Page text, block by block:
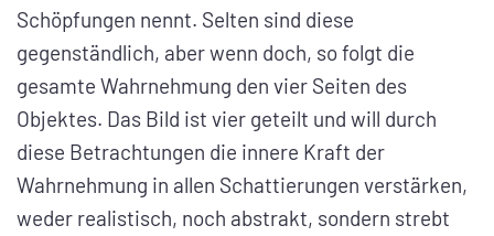
Schöpfungen nennt. Selten sind diese
gegenständlich, aber wenn doch, so folgt die
gesamte Wahrnehmung den vier Seiten des
Objektes. Das Bild ist vier geteilt und will durch
diese Betrachtungen die innere Kraft der
Wahrnehmung in allen Schattierungen verstärken,
weder realistisch, noch abstrakt, sondern strebt